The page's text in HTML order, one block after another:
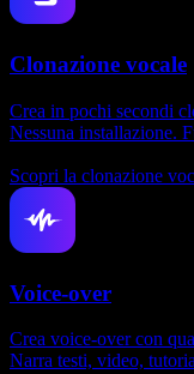
Clonazione vocale
Crea in pochi secondi
Nessuna installazione.
Scopri la clonazione
Voice-over
Crea voice-over con
Narra testi, video,